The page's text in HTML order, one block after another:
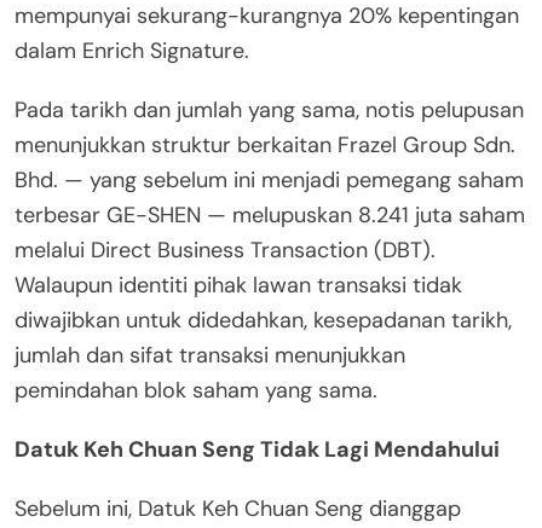
mempunyai sekurang-kurangnya 20% kepentingan
dalam Enrich Signature.
Pada tarikh dan jumlah yang sama, notis pelupusan
menunjukkan struktur berkaitan Frazel Group Sdn.
Bhd. — yang sebelum ini menjadi pemegang saham
terbesar GE-SHEN — melupuskan 8.241 juta saham
melalui Direct Business Transaction (DBT).
Walaupun identiti pihak lawan transaksi tidak
diwajibkan untuk didedahkan, kesepadanan tarikh,
jumlah dan sifat transaksi menunjukkan
pemindahan blok saham yang sama.
Datuk Keh Chuan Seng Tidak Lagi Mendahului
Sebelum ini, Datuk Keh Chuan Seng dianggap